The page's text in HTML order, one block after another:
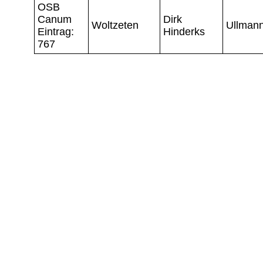
OSB
Canum
Eintrag:
767
Woltzeten
Dirk
Hinderks